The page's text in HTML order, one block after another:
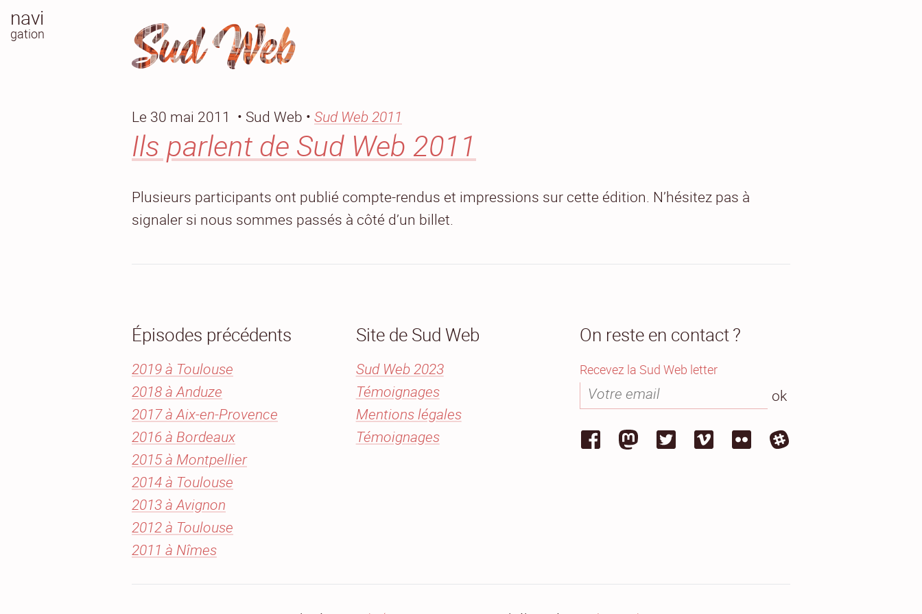
Sud Web
navi
gation
Le 30 mai 2011 • Sud Web • Sud Web 2011
Ils parlent de Sud Web 2011
Plusieurs participants ont publié compte-rendus et impressions sur cette édition. N’hésitez pas à
signaler si nous sommes passés à côté d’un billet.
Épisodes précédents
2019 à Toulouse
2018 à Anduze
2017 à Aix-en-Provence
2016 à Bordeaux
2015 à Montpellier
2014 à Toulouse
2013 à Avignon
2012 à Toulouse
2011 à Nîmes
Site de Sud Web
Sud Web 2023
Témoignages
Mentions légales
Témoignages
On reste en contact ?
Recevez la Sud Web letter
ok